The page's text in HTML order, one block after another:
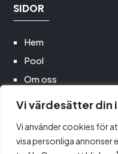
Vi värdesätter din
Vi använder cookies för
visa personliga annonser
SIDOR
Hem
Pool
Om oss